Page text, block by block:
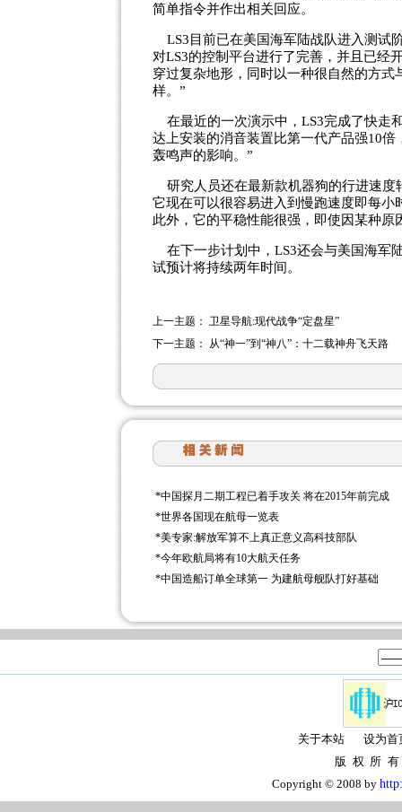
简单指令并作出相关回应。
LS3目前已在美国海军陆战队进入测试
对LS3的控制平台进行了完善，并且已经
穿过复杂地形，同时以一种很自然的方
样。”
在最近的一次演示中，LS3完成了快走
达上安装的消音装置比第一代产品强10
轰鸣声的影响。”
研究人员还在最新款机器狗的行进速度
它现在可以很容易进入到慢跑速度即每
此外，它的平稳性能很强，即使因某种
在下一步计划中，LS3还会与美国海军
试预计将持续两年时间。
上一主题： 卫星导航:现代战争“定盘星”
下一主题： 从“神一”到“神八”：十二载神舟飞天路
*中国探月二期工程已着手攻关 将在2015年前完成
*世界各国现在航母一览表
*美专家:解放军算不上真正意义高科技部队
*今年欧航局将有10大航天任务
*中国造船订单全球第一 为建航母舰队打好基础